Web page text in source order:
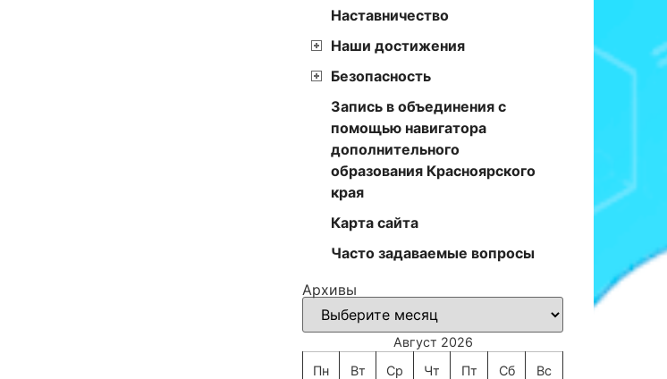
Наставничество
Наши достижения
Безопасность
Запись в объединения с
помощью навигатора
дополнительного
образования Красноярского
края
Карта сайта
Часто задаваемые вопросы
Архивы
Август 2026
Пн
Вт Ср Чт Пт Сб Вс